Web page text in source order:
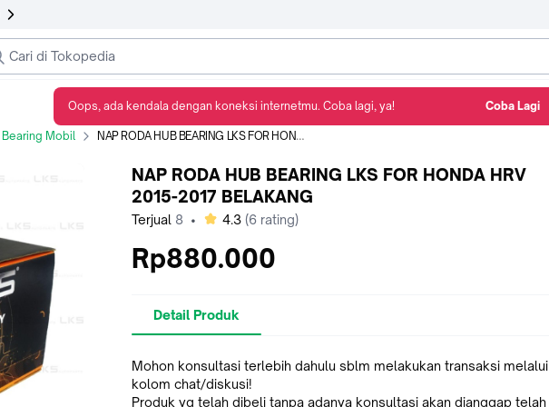
Bearing Mobil NAP RODA HUB BEARING LKS FOR HONDA HRV 2015-2017 BELAKANG
NAP RODA HUB BEARING LKS FOR HONDA HRV
2015-2017 BELAKANG
Terjual 8 • bintang
4.3 (6 rating)
Rp880.000
Detail Produk
Mohon konsultasi terlebih dahulu sblm melakukan transaksi melalui
kolom chat/diskusi!
Produk yg telah dibeli tanpa adanya konsultasi akan dianggap telah
Oops, ada kendala dengan koneksi internetmu. Coba lagi, ya! Coba Lagi